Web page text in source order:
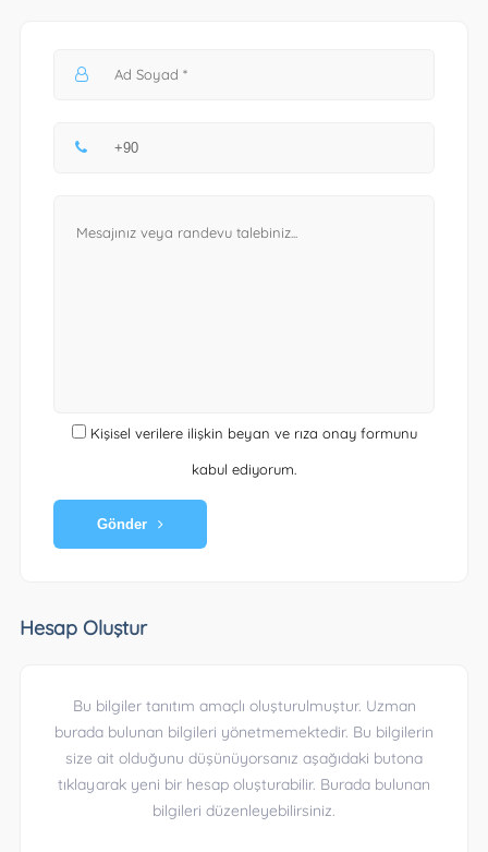
Kişisel verilere ilişkin beyan ve rıza onay formunu
kabul ediyorum.
Gönder
Hesap Oluştur
Bu bilgiler tanıtım amaçlı oluşturulmuştur. Uzman
burada bulunan bilgileri yönetmemektedir. Bu bilgilerin
size ait olduğunu düşünüyorsanız aşağıdaki butona
tıklayarak yeni bir hesap oluşturabilir. Burada bulunan
bilgileri düzenleyebilirsiniz.